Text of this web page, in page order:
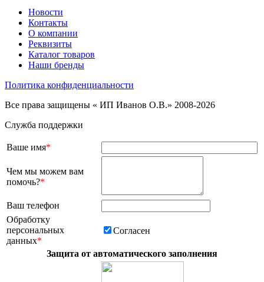
Новости
Контакты
О компании
Реквизиты
Каталог товаров
Наши бренды
Политика конфиденциальности
Все права защищены « ИП Иванов О.В.» 2008-2026
Служба поддержки
Ваше имя*
Чем мы можем вам
помочь?*
Ваш телефон
Обработку
персональных
данных*
Согласен
Защита от автоматического заполнения